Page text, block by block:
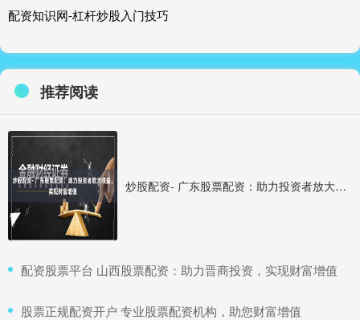
配资知识网-杠杆炒股入门技巧
推荐阅读
炒股配资- 广东股票配资：助力投资者放大收益，实现财富增值
​配资股票平台 山西股票配资：助力晋商投资，实现财富增值
​股票正规配资开户 专业股票配资机构，助您财富增值